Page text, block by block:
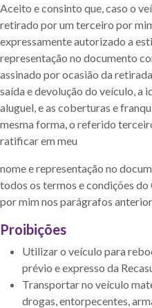
Aceito e consinto que, caso o
retirado por um terceiro por
expressamente autorizado a
representação no documento
assinado por ocasião da
saída e devolução do veículo, a
aluguel, e as coberturas e
mesma forma, o referido
ratificar em meu
nome e representação no
todos os termos e condições
por mim nos parágrafos
Proibições
Utilizar o veículo para
prévio e expresso da
Transportar no veículo
drogas, entorpecentes,